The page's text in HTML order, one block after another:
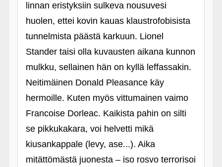
linnan eristyksiin sulkeva nousuvesi
huolen, ettei kovin kauas klaustrofobisista
tunnelmista päästä karkuun. Lionel
Stander taisi olla kuvausten aikana kunnon
mulkku, sellainen hän on kyllä leffassakin.
Neitimäinen Donald Pleasance käy
hermoille. Kuten myös vittumainen vaimo
Francoise Dorleac. Kaikista pahin on silti
se pikkukakara, voi helvetti mikä
kiusankappale (levy, ase...). Aika
mitättömästä juonesta – iso rosvo terrorisoi